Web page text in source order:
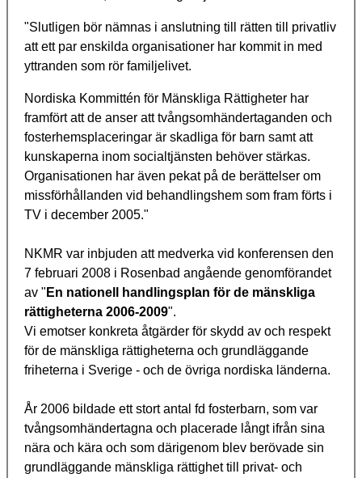
"Slutligen bör nämnas i anslutning till rätten till privatliv
att ett par enskilda organisationer har kommit in med
yttranden som rör familjelivet.
Nordiska Kommittén för Mänskliga Rättigheter har
framfört att de anser att tvångsomhändertaganden och
fosterhemsplaceringar är skadliga för barn samt att
kunskaperna inom socialtjänsten behöver stärkas.
Organisationen har även pekat på de berättelser om
missförhållanden vid behandlingshem som fram förts i
TV i december 2005."
NKMR var inbjuden att medverka vid konferensen den
7 februari 2008 i Rosenbad angående genomförandet
av " En nationell handlingsplan för de mänskliga
rättigheterna 2006-2009".
Vi emotser konkreta åtgärder för skydd av och respekt
för de mänskliga rättigheterna och grundläggande
friheterna i Sverige - och de övriga nordiska länderna.
År 2006 bildade ett stort antal fd fosterbarn, som var
tvångsomhändertagna och placerade långt ifrån sina
nära och kära och som därigenom blev berövade sin
grundläggande mänskliga rättighet till privat- och